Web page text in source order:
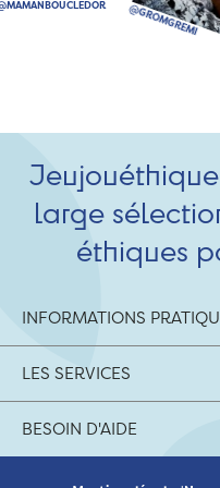
large
éthiques
INFORMATIONS
LES SERVICES
BESOIN D'AIDE